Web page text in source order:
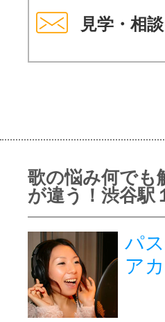
見学・相談
歌の悩み何でも
が違う！渋谷駅
パ
ア